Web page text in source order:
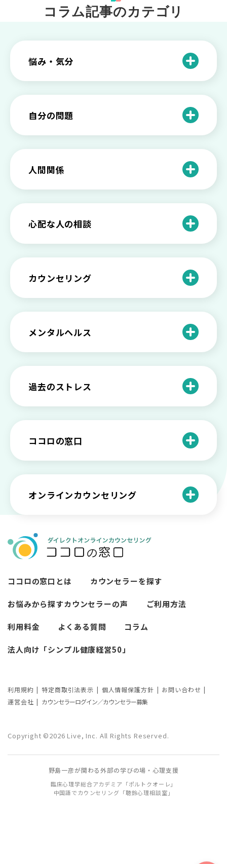
コラム記事のカテゴリ
悩み・気分
根性がない？甘えている？それは新型う
つ病と呼ばれる状態かも
甘えや怠けとの違いは？新型うつの特徴
と見分け方
もしかして不眠症？眠れない原因や対処
自分の問題
「無能な自分が嫌い…」自己嫌悪でつら
いときの対処法とは
【セルフメンタルケア】精神的に強くな
る方法と具体的行動とは
どうしたらいい？繊細で傷つきやすい自
分に困っている方に伝えたい3つの原因と
対処法せ
自分の人生を変えたい…でもどうすれ
ば？ 人生に変化を起こすための3ステッ
プを解説
自分が嫌い！ 好きになれない！という人
の特徴と対処法を解説
メンタルが弱い人と強い人の2つの違い
「自分はダメ」って、本当に？「自分は
女性必見！自分らしく生きるとは？ 悩ん
だら振り返りたいこと
安のメリットや対処法も】
人間関係
【保存版】家族が精神疾患になったとき
の5つの対応
【恋愛】復讐や仕返しをしたい気持ちが
抑えられない時に試したい2つの方法
【家庭内の嫌がらせ】 モラハラ（モラル
【恋愛で裏切られた】 気持ちの整理の仕
恋愛依存かもしれない…好きな人が頭か
ー関係がいつもうまくいかないと感じる
心配な人の相談
【子供が精神障害】 家族の接し方や活用
できる社会資源は？
カウンセリング
心理カウンセリングとは？医療との違い
や実際の流れを解説
心理カウンセリングの歴史と日本におけ
る発展
いろいろあるカウンセラー資格のまとめ
来談者中心療法とは？カウンセリングの
カウンセリングは効果がない？効果半減
何を話していい？カウンセリングで心の
【カウンセリングを受けたい人向け】カ
ウンセリングの流れや使い方
必要なカウンセリングの回数は？症状や
悩みによるカウンセリング回数や期間の
カウンセリングの効果ってどんなもの？
カウンセリングの3つの効果を解説
事例と効果が薄い事例
とは？カウンセリングの効果を左右する
要因もご紹介
メンタルヘルス
日本のメンタルヘルスは遅れてる？理由
や法律の歴史について
精神科・心療内科・カウンセリングの違
い【選ぶ時のポイント】
カウンセラーの収入や働き方は？こんな
過去のストレス
死別の悲しみから立ち直る過程と具体的
な対処方法
ペットロスとは？ ペットを失った時の症
状や対処法を解説
ココロの窓口
ココロの窓口とは？カウンセリングの敷
プライバシー重視！『ココロの窓口』は
顔出し・本名出し不要
カウンセリングは高い？1分100円『ココ
異文化適応とメンタルケア
オンラインカウンセリング
今すぐ相談！予約不要のココロの窓口の
メリットとは
【2026年7月版】オンラインカウンセリ
ング6社比較｜料金・資格・今すぐ相談で
きるかで選ぶ
ココロの窓口とは カウンセラーを探す
お悩みから探すカウンセラーの声 ご利用方法
利用料金 よくある質問 コラム
法人向け「シンプル健康経営50」
Copyright ©2026 Live, Inc. All Rights Reserved.
利用規約 特定商取引法表示 個人情報保護方針
お問い合わせ
運営会社
カウンセラーログイン／カウンセラー募集
野島一彦が関わる外部の学びの場・心理支援
臨床心理学総合アカデミア「ポルトクオーレ」
中国語でカウンセリング「聴鈴心理相談室」